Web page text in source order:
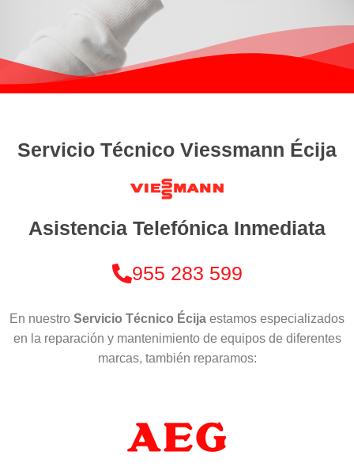
Servicio Técnico Viessmann Écija
Asistencia Telefónica Inmediata
955 283 599
En nuestro Servicio Técnico Écija estamos especializados
en la reparación y mantenimiento de equipos de diferentes
marcas, también reparamos: